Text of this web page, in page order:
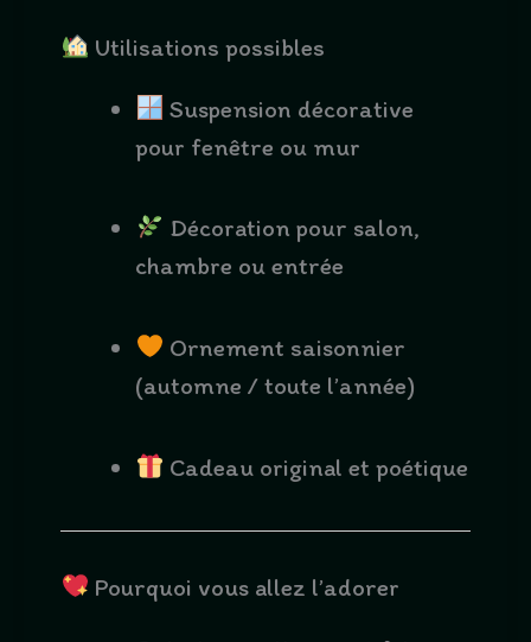
Utilisations possibles
Suspension décorative
pour fenêtre ou mur
Décoration pour salon,
chambre ou entrée
Ornement saisonnier
(automne / toute l’année)
Cadeau original et poétique
Pourquoi vous allez l’adorer